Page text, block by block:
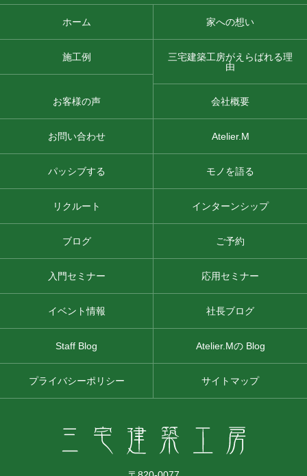
ホーム 家への想い
施工例
三宅建築工房がえらばれる理
由
お客様の声 会社概要
お問い合わせ Atelier.M
パッシブする モノを語る
リクルート インターンシップ
ブログ ご予約
入門セミナー 応用セミナー
イベント情報 社長ブログ
Staff Blog Atelier.Mの Blog
プライバシーポリシー サイトマップ